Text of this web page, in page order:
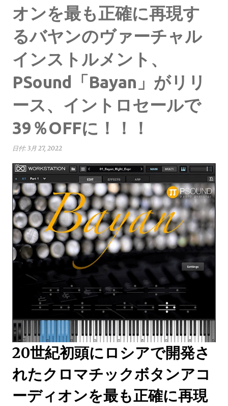
オンを最も正確に再現す
るバヤンのヴァーチャル
インストルメント、
PSound「Bayan」がリリ
ース、イントロセールで
39％OFFに！！！
日付: 3月 27, 2022
20世紀初頭にロシアで開発さ
れたクロマチックボタンアコ
ーディオンを最も正確に再現